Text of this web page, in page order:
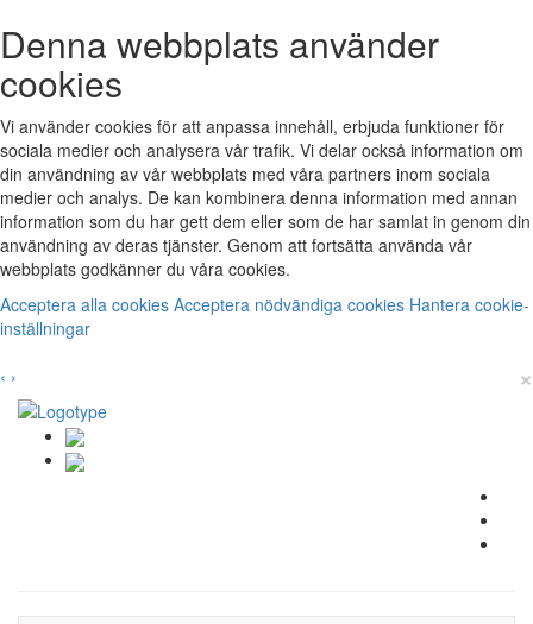
Denna webbplats använder
cookies
Vi använder cookies för att anpassa innehåll, erbjuda funktioner för
sociala medier och analysera vår trafik. Vi delar också information om
din användning av vår webbplats med våra partners inom sociala
medier och analys. De kan kombinera denna information med annan
information som du har gett dem eller som de har samlat in genom din
användning av deras tjänster. Genom att fortsätta använda vår
webbplats godkänner du våra cookies.
Acceptera alla cookies Acceptera nödvändiga cookies Hantera cookie-
inställningar
‹ › ×